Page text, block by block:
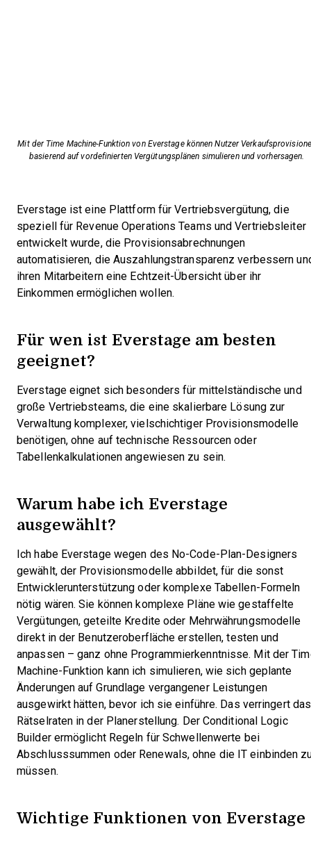
Mit der Time Machine-Funktion von Everstage können Nutzer
basierend auf vordefinierten Vergütungsplänen simulieren und vorhersagen.
Everstage ist eine Plattform für Vertriebsvergütung, die
speziell für Revenue Operations Teams und Vertriebsleiter
entwickelt wurde, die Provisionsabrechnungen
automatisieren, die Auszahlungs­transparenz verbessern
ihren Mitarbeitern eine Echtzeit-Übersicht über ihr
Einkommen ermöglichen wollen.
Für wen ist Everstage am besten
geeignet?
Everstage eignet sich besonders für mittelständische und
große Vertriebsteams, die eine skalierbare Lösung zur
Verwaltung komplexer, vielschichtiger Provisionsmodelle
benötigen, ohne auf technische Ressourcen oder
Tabellenkalkulationen angewiesen zu sein.
Warum habe ich Everstage
ausgewählt?
Ich habe Everstage wegen des No-Code-Plan-Designers
gewählt, der Provisionsmodelle abbildet, für die sonst
Entwicklerunterstützung oder komplexe Tabellen-Formeln
nötig wären. Sie können komplexe Pläne wie gestaffelte
Vergütungen, geteilte Kredite oder Mehrwährungsmodelle
direkt in der Benutzeroberfläche erstellen, testen und
anpassen – ganz ohne Programmierkenntnisse. Mit der
Machine-Funktion kann ich simulieren, wie sich geplante
Änderungen auf Grundlage vergangener Leistungen
ausgewirkt hätten, bevor ich sie einführe. Das verringert das
Rätselraten in der Planerstellung. Der Conditional Logic
Builder ermöglicht Regeln für Schwellenwerte bei
Abschlusssummen oder Renewals, ohne die IT einbinden
müssen.
Wichtige Funktionen von Everstage